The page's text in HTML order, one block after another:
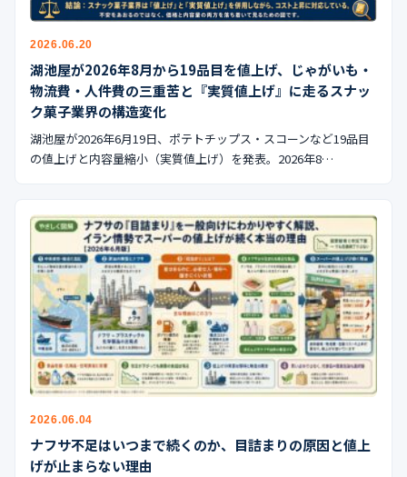
2026.06.20
湖池屋が2026年8月から19品目を値上げ、じゃがいも・
物流費・人件費の三重苦と『実質値上げ』に走るスナッ
ク菓子業界の構造変化
湖池屋が2026年6月19日、ポテトチップス・スコーンなど19品目
の値上げと内容量縮小（実質値上げ）を発表。2026年8…
2026.06.04
ナフサ不足はいつまで続くのか、目詰まりの原因と値上
げが止まらない理由